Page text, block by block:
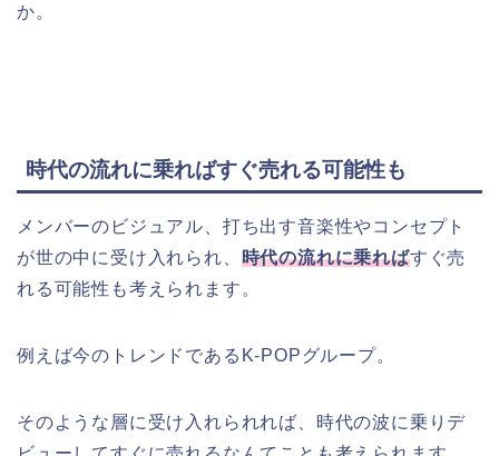
か。
時代の流れに乗ればすぐ売れる可能性も
メンバーのビジュアル、打ち出す音楽性やコンセプト
が世の中に受け入れられ、 時代の流れに乗ればすぐ売
れる可能性も考えられます。
例えば今のトレンドであるK-POPグループ。
そのような層に受け入れられれば、時代の波に乗りデ